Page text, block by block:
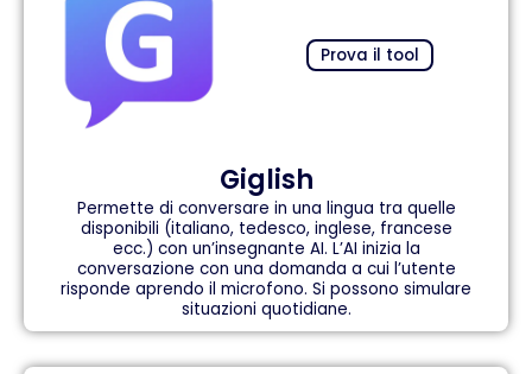
Prova il tool
Giglish
Permette di conversare in una lingua tra quelle
disponibili (italiano, tedesco, inglese, francese
ecc.) con un’insegnante AI. L’AI inizia la
conversazione con una domanda a cui l’utente
risponde aprendo il microfono. Si possono simulare
situazioni quotidiane.